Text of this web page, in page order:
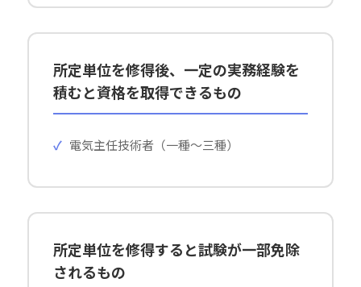
所定単位を修得後、一定の実務経験を
積むと資格を取得できるもの
電気主任技術者（一種～三種）
所定単位を修得すると試験が一部免除
されるもの